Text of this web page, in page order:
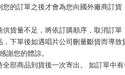
的訂單之後才會為您向國外廠商訂
貨量不足，將依訂購順序，取消訂
下單後如遇唱片公司刪量斷貨而導
謝您的體諒。
部商品到貨後一次寄出。 如訂單中